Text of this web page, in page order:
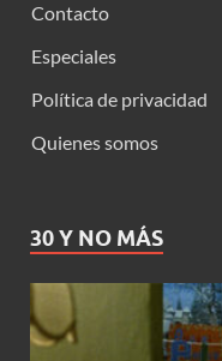
Contacto
Especiales
Política de privacidad
Quienes somos
30 Y NO MÁS